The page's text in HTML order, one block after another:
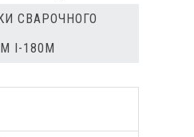
СВАРОЧНОГО
I-180M